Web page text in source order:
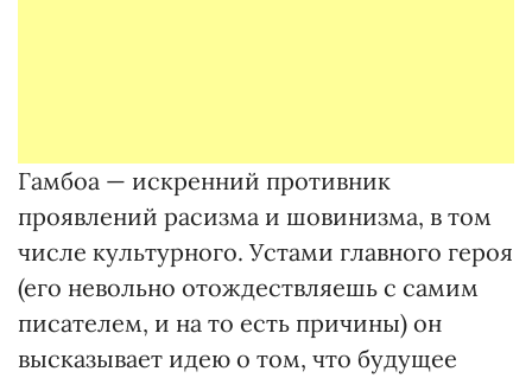
Гамбоа — искренний противник
проявлений расизма и шовинизма, в том
числе культурного. Устами главного героя
(его невольно отождествляешь с самим
писателем, и на то есть причины) он
высказывает идею о том, что будущее